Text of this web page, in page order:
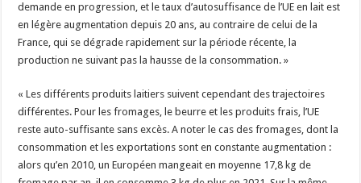
demande en progression, et le taux d’autosuffisance de l’UE en lait est
en légère augmentation depuis 20 ans, au contraire de celui de la
France, qui se dégrade rapidement sur la période récente, la
production ne suivant pas la hausse de la consommation. »
« Les différents produits laitiers suivent cependant des trajectoires
différentes. Pour les fromages, le beurre et les produits frais, l’UE
reste auto-suffisante sans excès. A noter le cas des fromages, dont la
consommation et les exportations sont en constante augmentation :
alors qu’en 2010, un Européen mangeait en moyenne 17,8 kg de